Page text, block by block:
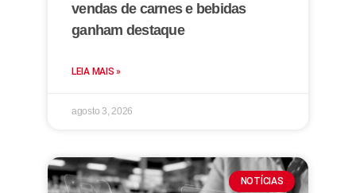
vendas de carnes e bebidas
ganham destaque
LEIA MAIS »
agosto 3, 2026
NOTÍCIAS